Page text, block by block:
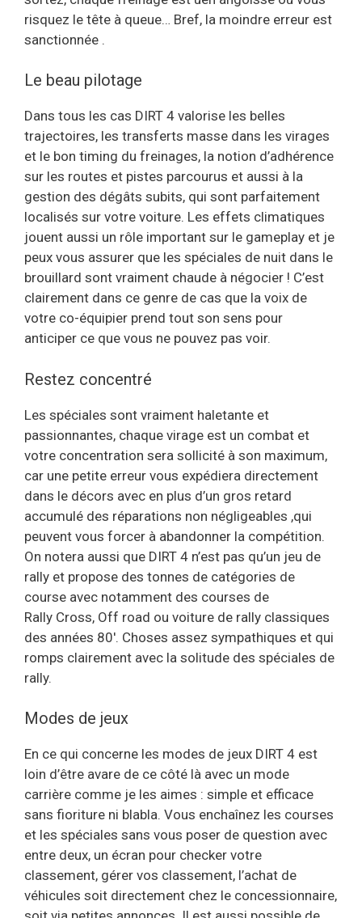
risquez le tête à queue… Bref, la moindre erreur est
sanctionnée .
Le beau pilotage
Dans tous les cas DIRT 4 valorise les belles
trajectoires, les transferts masse dans les virages
et le bon timing du freinages, la notion d’adhérence
sur les routes et pistes parcourus et aussi à la
gestion des dégâts subits, qui sont parfaitement
localisés sur votre voiture. Les effets climatiques
jouent aussi un rôle important sur le gameplay et je
peux vous assurer que les spéciales de nuit dans le
brouillard sont vraiment chaude à négocier ! C’est
clairement dans ce genre de cas que la voix de
votre co-équipier prend tout son sens pour
anticiper ce que vous ne pouvez pas voir.
Restez concentré
Les spéciales sont vraiment haletante et
passionnantes, chaque virage est un combat et
votre concentration sera sollicité à son maximum,
car une petite erreur vous expédiera directement
dans le décors avec en plus d’un gros retard
accumulé des réparations non négligeables ,qui
peuvent vous forcer à abandonner la compétition.
On notera aussi que DIRT 4 n’est pas qu’un jeu de
rally et propose des tonnes de catégories de
course avec notamment des courses de
Rally Cross, Off road ou voiture de rally classiques
des années 80′. Choses assez sympathiques et qui
romps clairement avec la solitude des spéciales de
rally.
Modes de jeux
En ce qui concerne les modes de jeux DIRT 4 est
loin d’être avare de ce côté là avec un mode
carrière comme je les aimes : simple et efficace
sans fioriture ni blabla. Vous enchaînez les courses
et les spéciales sans vous poser de question avec
entre deux, un écran pour checker votre
classement, gérer vos classement, l’achat de
véhicules soit directement chez le concessionnaire,